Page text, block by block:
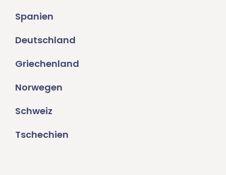
Spanien
Deutschland
Griechenland
Norwegen
Schweiz
Tschechien